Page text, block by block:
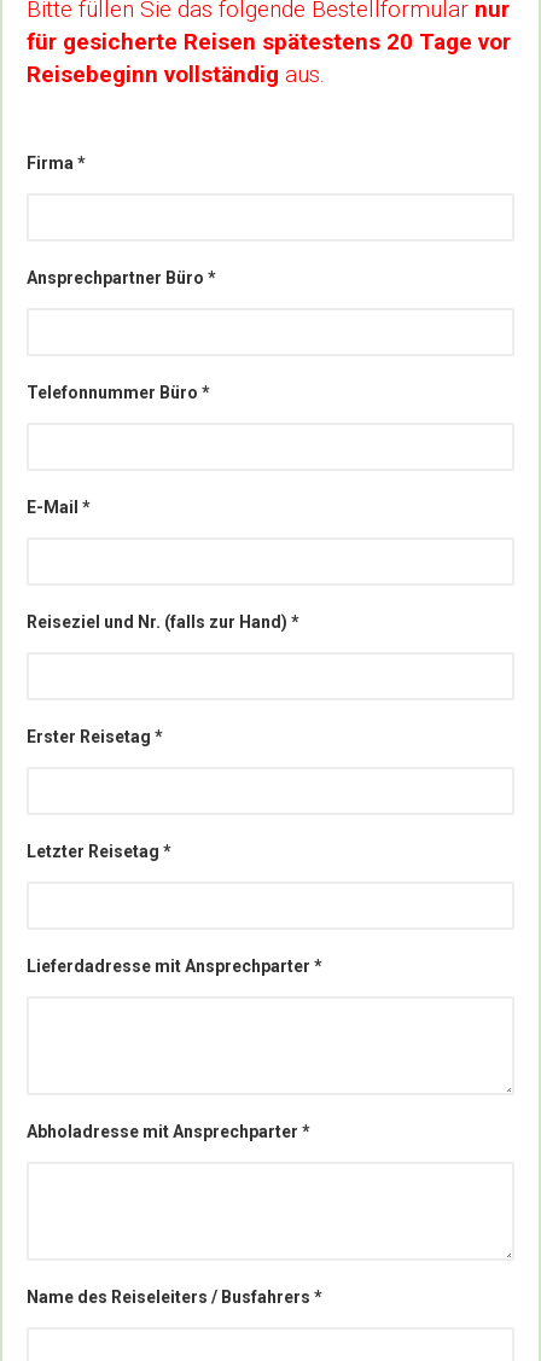
Bitte füllen Sie das folgende Bestellformular nur
für gesicherte Reisen spätestens 20 Tage vor
Reisebeginn vollständig aus.
Firma *
Ansprechpartner Büro *
Telefonnummer Büro *
E-Mail *
Reiseziel und Nr. (falls zur Hand) *
Erster Reisetag *
Letzter Reisetag *
Lieferdadresse mit Ansprechparter *
Abholadresse mit Ansprechparter *
Name des Reiseleiters / Busfahrers *